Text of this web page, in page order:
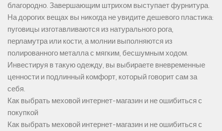
благородно. Завершающим штрихом выступает фурнитура.
На дорогих вещах вы никогда не увидите дешевого пластика:
пуговицы изготавливаются из натурального рога,
перламутра или кости, а молнии выполняются из
полированного металла с мягким, бесшумным ходом.
Инвестируя в такую одежду, вы выбираете вневременные
ценности и подлинный комфорт, который говорит сам за
себя.
Как выбрать меховой интернет-магазин и не ошибиться с
покупкой
Как выбрать меховой интернет-магазин и не ошибиться с